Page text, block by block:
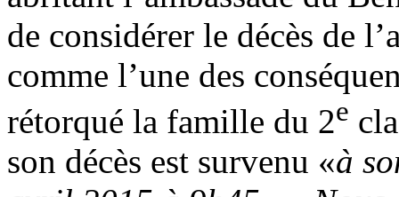
de considérer le décès de
comme l’une des
rétorqué la famille du 2e
son décès est survenu «à